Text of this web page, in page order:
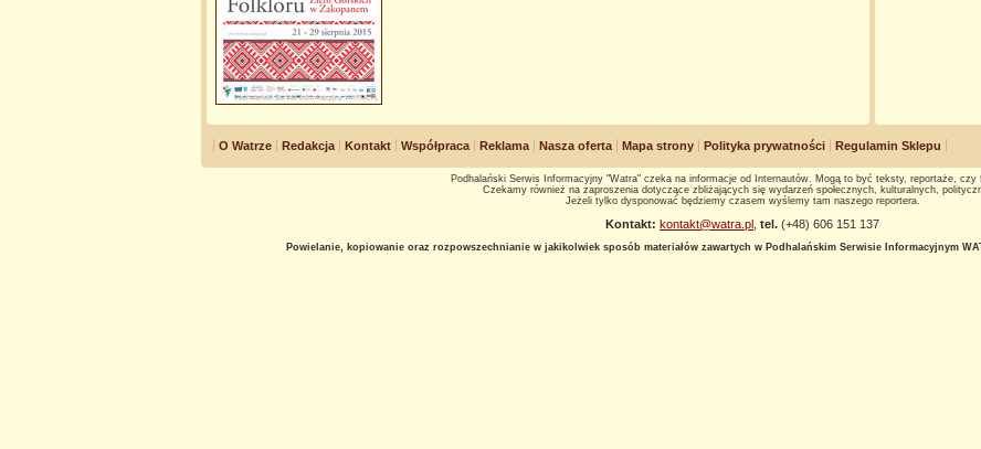
O Watrze Redakcja Kontakt Współpraca Reklama Nasza oferta Mapa strony Polityka prywatności Regulamin Sklepu
Podhalański Serwis Informacyjny "Watra" czeka na informacje od Internautów. Mogą to być teksty, reportaże, czy
Czekamy również na zaproszenia dotyczące zbliżających się wydarzeń społecznych, kulturalnych,
Jeżeli tylko dysponować będziemy czasem wyślemy tam naszego reportera.
Kontakt: kontakt@watra.pl tel. (+48) 606 151 137
Powielanie, kopiowanie oraz rozpowszechnianie w jakikolwiek sposób materiałów zawartych w Podhalańskim Serwisie Informacyjnym